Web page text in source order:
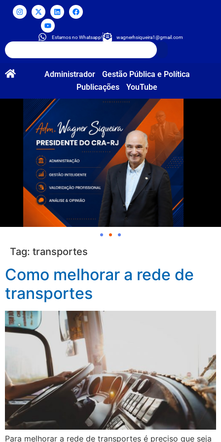
Estamos no Whatsapp! wagnerhsiqueira1@gmail.com
Administrador
Gestão Pública e Política
Publicações
YouTube
Tag: transportes
Como melhorar a rede de
transportes
Para melhorar a rede de transportes é preciso que seja